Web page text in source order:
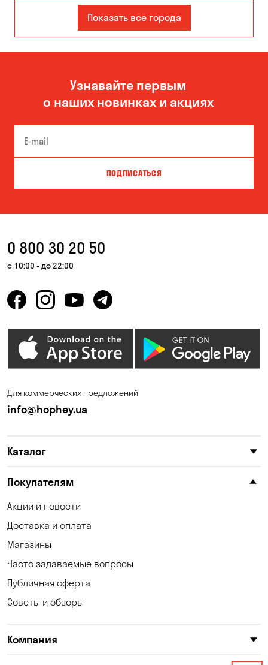
Александровка
Белогородка Борисполь
Вишневое Гатное
Днепр
Елизаветовка
Запорожье Каменское
Одесса
Песчанка
Борщаговка
Погребы Пуховка
Самар
Солнечное
Показать все города
Узнавайте первым
о наших новинках и акциях
ПОДПИСАТЬСЯ
0 800 30 20 50
с 10:00 - до 22:00
Для коммерческих предложений
info@hophey.ua
Каталог
Покупателям
Акции и новости
Доставка и оплата
Магазины
Часто задаваемые вопросы
Публичная оферта
Советы и обзоры
Компания